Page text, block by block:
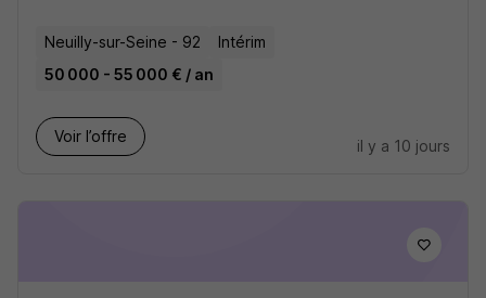
Neuilly-sur-Seine - 92
Intérim
50 000 - 55 000 € / an
Voir l’offre
il y a 10 jours